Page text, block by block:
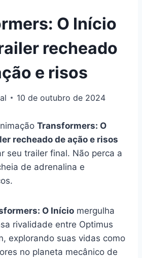
O Início
recheado
e risos
10 de outubro de 2024
Transformers: O
recheado de ação e risos
seu trailer final. Não perca a
de adrenalina e
O Início mergulha
rivalidade entre Optimus
explorando suas vidas como
no planeta mecânico de